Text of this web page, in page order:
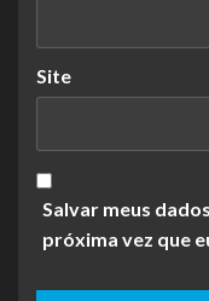
Site
Salvar meus
próxima vez que